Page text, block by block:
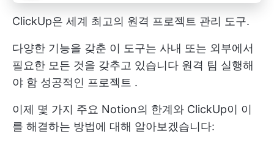
ClickUp은 세계 최고의 원격 프로젝트 관리 도구.
다양한 기능을 갖춘 이 도구는 사내 또는 외부에서
필요한 모든 것을 갖추고 있습니다 원격 팀 실행해
야 함 성공적인 프로젝트 .
이제 몇 가지 주요 Notion의 한계와 ClickUp이 이
를 해결하는 방법에 대해 알아보겠습니다: